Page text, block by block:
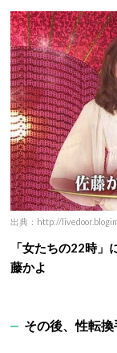
出典：http://
「女たちの22時
藤かよ
その後、性転